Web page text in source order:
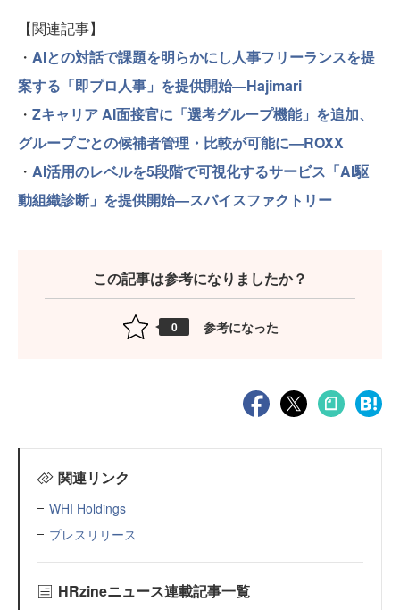
【関連記事】
・ AIとの対話で課題を明らかにし人事フリーランスを提
案する「即プロ人事」を提供開始—Hajimari
・ Zキャリア AI面接官に「選考グループ機能」を追加、
グループごとの候補者管理・比較が可能に—ROXX
・ AI活用のレベルを5段階で可視化するサービス「AI駆
動組織診断」を提供開始—スパイスファクトリー
この記事は参考になりましたか？
0 参考になった
関連リンク
WHI Holdings
プレスリリース
HRzineニュース連載記事一覧